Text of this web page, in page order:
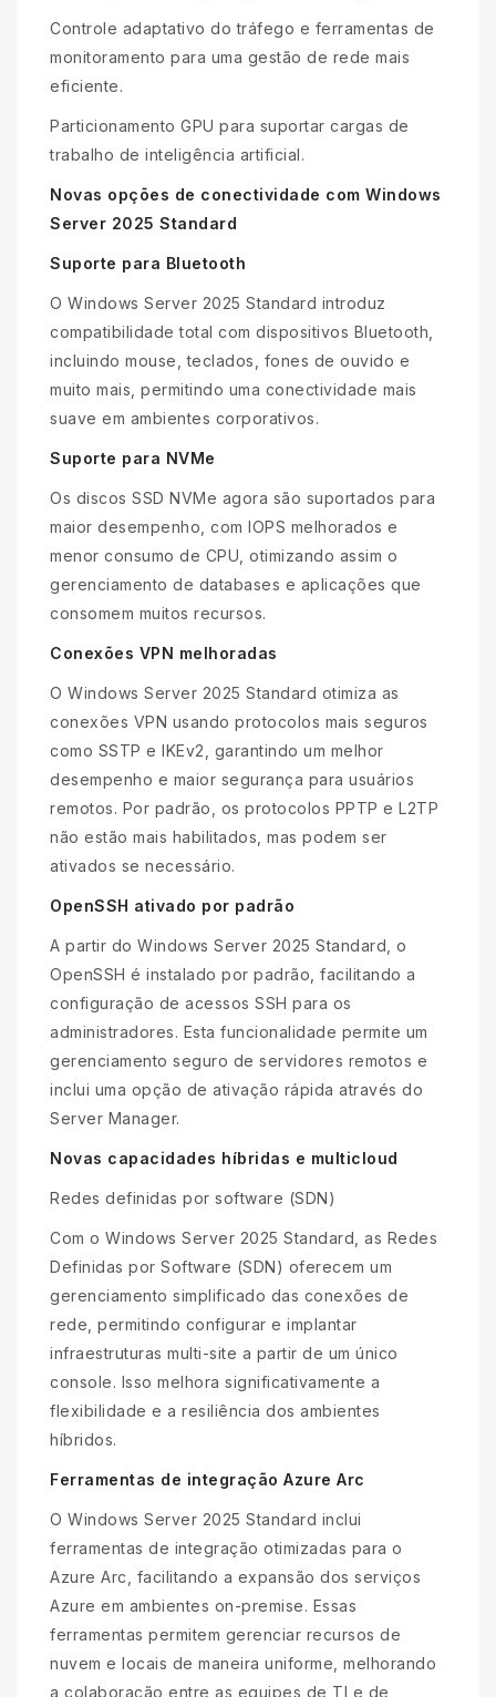
Controle adaptativo do tráfego e ferramentas de
monitoramento para uma gestão de rede mais
eficiente.
Particionamento GPU para suportar cargas de
trabalho de inteligência artificial.
Novas opções de conectividade com Windows
Server 2025 Standard
Suporte para Bluetooth
O Windows Server 2025 Standard introduz
compatibilidade total com dispositivos Bluetooth,
incluindo mouse, teclados, fones de ouvido e
muito mais, permitindo uma conectividade mais
suave em ambientes corporativos.
Suporte para NVMe
Os discos SSD NVMe agora são suportados para
maior desempenho, com IOPS melhorados e
menor consumo de CPU, otimizando assim o
gerenciamento de databases e aplicações que
consomem muitos recursos.
Conexões VPN melhoradas
O Windows Server 2025 Standard otimiza as
conexões VPN usando protocolos mais seguros
como SSTP e IKEv2, garantindo um melhor
desempenho e maior segurança para usuários
remotos. Por padrão, os protocolos PPTP e L2TP
não estão mais habilitados, mas podem ser
ativados se necessário.
OpenSSH ativado por padrão
A partir do Windows Server 2025 Standard, o
OpenSSH é instalado por padrão, facilitando a
configuração de acessos SSH para os
administradores. Esta funcionalidade permite um
gerenciamento seguro de servidores remotos e
inclui uma opção de ativação rápida através do
Server Manager.
Novas capacidades híbridas e multicloud
Redes definidas por software (SDN)
Com o Windows Server 2025 Standard, as Redes
Definidas por Software (SDN) oferecem um
gerenciamento simplificado das conexões de
rede, permitindo configurar e implantar
infraestruturas multi-site a partir de um único
console. Isso melhora significativamente a
flexibilidade e a resiliência dos ambientes
híbridos.
Ferramentas de integração Azure Arc
O Windows Server 2025 Standard inclui
ferramentas de integração otimizadas para o
Azure Arc, facilitando a expansão dos serviços
Azure em ambientes on-premise. Essas
ferramentas permitem gerenciar recursos de
nuvem e locais de maneira uniforme, melhorando
a colaboração entre as equipes de TI e de